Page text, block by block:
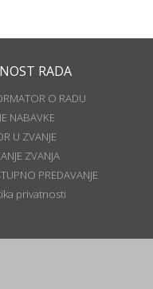
RADA
O RADU
NABAVKE
U ZVANJE
ZVANJA
PREDAVANJE
privatnosti